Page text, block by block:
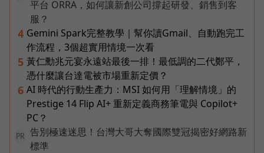
平台 ORRA，如何讓新創公司撐起研發、銷售到客
服？
4 Gemini Spark完整教學｜幫你讀Gmail、自動跑完工
作流程，3個超實用情境一次看
5 黃仁勳兆元宴永遠站最後一排！最低調的二代鄭平，
憑什麼讓台達電被市場重新定價？
6 AI 時代的行動生產力：MSI 如何用「理解情境」的
Prestige 14 Flip AI+ 重新定義商務筆電與 Copilot+
PC？
PR
告別極速迷思！台灣大哥大奪國際雙冠揭密好網路新
標準